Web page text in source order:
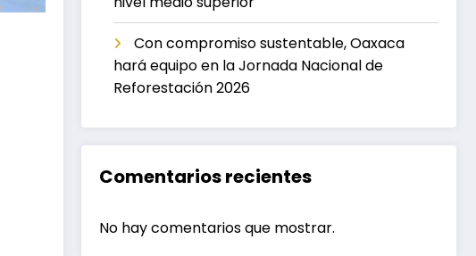
Con compromiso sustentable, Oaxaca
hará equipo en la Jornada Nacional de
Reforestación 2026
Comentarios recientes
No hay comentarios que mostrar.